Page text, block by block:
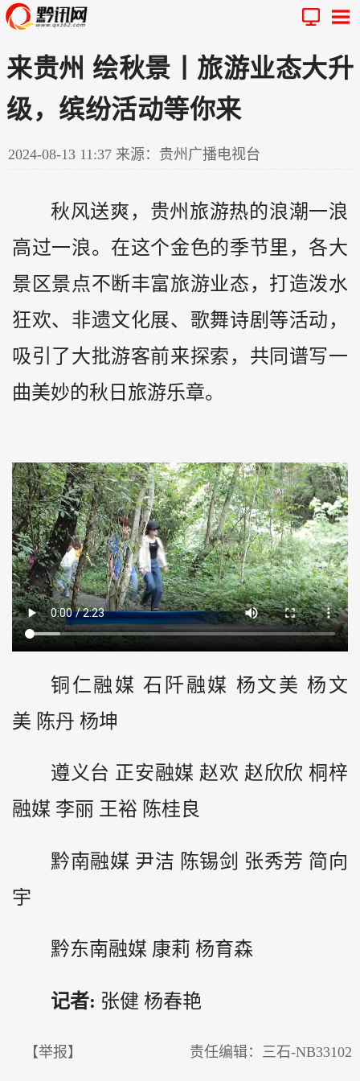
来贵州 绘秋景丨旅游业态大升
级，缤纷活动等你来
2024-08-13 11:37 来源：贵州广播电视台
秋风送爽， 贵州 旅游热的浪潮一浪
高过一浪。在这个金色的季节里，各大
景区景点不断丰富旅游业态，打造泼水
狂欢、非遗文化展、歌舞诗剧等活动，
吸引了大批游客前来探索，共同谱写一
曲美妙的秋日旅游乐章。
铜仁融媒 石阡融媒 杨文美 杨文
美 陈丹 杨坤
遵义台 正安融媒 赵欢 赵欣欣 桐梓
融媒 李丽 王裕 陈桂良
黔南融媒 尹洁 陈锡剑 张秀芳 简向
宇
黔东南融媒 康莉 杨育森
记者: 张健 杨春艳
【举报】 责任编辑：三石-NB33102